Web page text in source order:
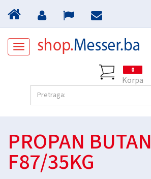
Toggle
navigation
0
Korpa
PROPAN BUTAN
F87/35KG